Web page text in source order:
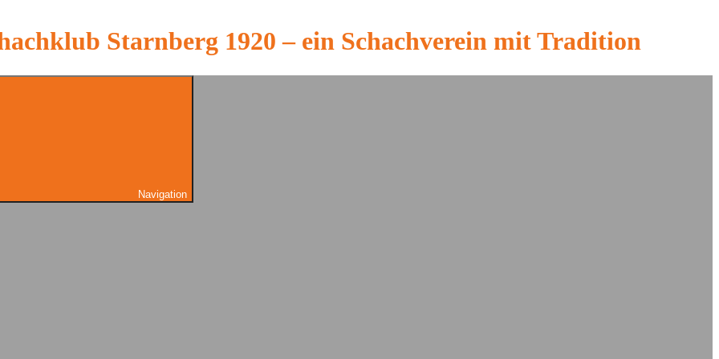
Starnberg 1920 – ein Schachverein mit Tradition
Navigation